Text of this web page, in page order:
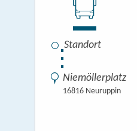
⋮
Niemöllerplatz
16816 Neuruppin